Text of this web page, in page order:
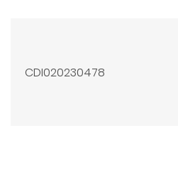
CDI020230478